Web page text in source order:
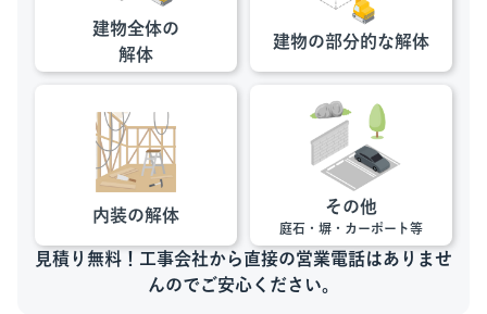
建物全体の
解体
建物の部分的な解体
内装の解体 その他
庭石・塀・カーポート等
見積り無料！工事会社から直接の営業電話はありませ
んのでご安心ください。